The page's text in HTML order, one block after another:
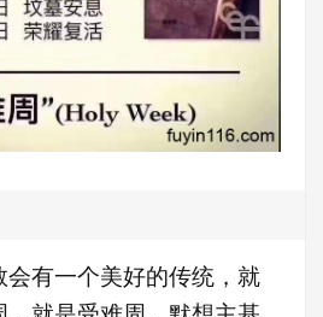
有一个美好的传统，就